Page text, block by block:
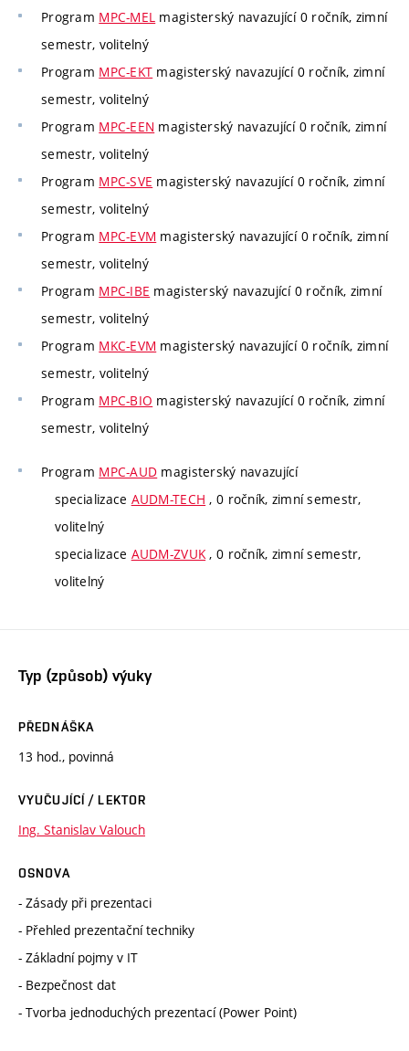
Program MPC-MEL magisterský navazující 0 ročník, zimní
semestr, volitelný
Program MPC-EKT magisterský navazující 0 ročník, zimní
semestr, volitelný
Program MPC-EEN magisterský navazující 0 ročník, zimní
semestr, volitelný
Program MPC-SVE magisterský navazující 0 ročník, zimní
semestr, volitelný
Program MPC-EVM magisterský navazující 0 ročník, zimní
semestr, volitelný
Program MPC-IBE magisterský navazující 0 ročník, zimní
semestr, volitelný
Program MKC-EVM magisterský navazující 0 ročník, zimní
semestr, volitelný
Program MPC-BIO magisterský navazující 0 ročník, zimní
semestr, volitelný
Program MPC-AUD magisterský navazující
specializace AUDM-TECH , 0 ročník, zimní semestr,
volitelný
specializace AUDM-ZVUK , 0 ročník, zimní semestr,
volitelný
Typ (způsob) výuky
PŘEDNÁŠKA
13 hod., povinná
VYUČUJÍCÍ / LEKTOR
Ing. Stanislav Valouch
OSNOVA
- Zásady při prezentaci
- Přehled prezentační techniky
- Základní pojmy v IT
- Bezpečnost dat
- Tvorba jednoduchých prezentací (Power Point)